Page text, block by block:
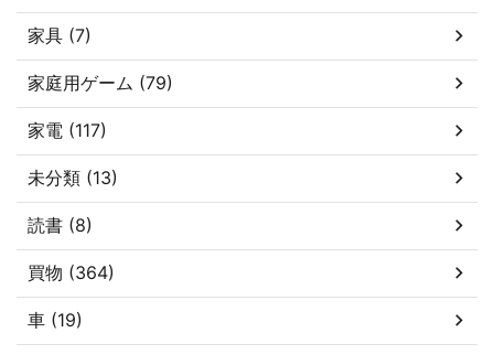
家具 (7)
家庭用ゲーム (79)
家電 (117)
未分類 (13)
読書 (8)
買物 (364)
車 (19)